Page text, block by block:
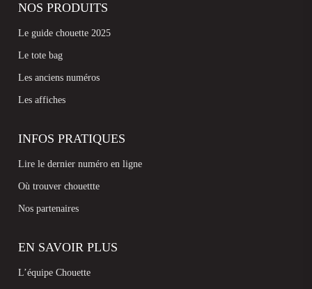
NOS PRODUITS
Le guide chouette 2025
Le tote bag
Les anciens numéros
Les affiches
INFOS PRATIQUES
Lire le dernier numéro en ligne
Où trouver chouettte
Nos partenaires
EN SAVOIR PLUS
L’équipe Chouette